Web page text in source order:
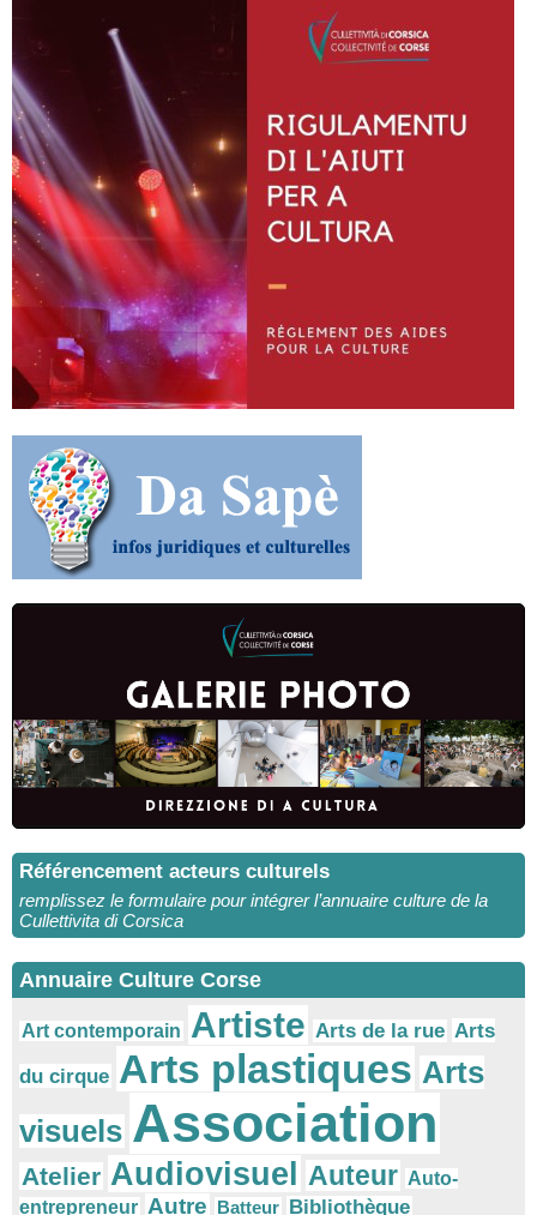
Référencement acteurs culturels
remplissez le formulaire pour intégrer l’annuaire culture de la
Cullettivita di Corsica
Annuaire Culture Corse
Art contemporain Artiste Arts de la rue Arts
du cirque Arts plastiques Arts
visuels Association
Atelier Audiovisuel Auteur Auto-
entrepreneur Autre Batteur Bibliothèque